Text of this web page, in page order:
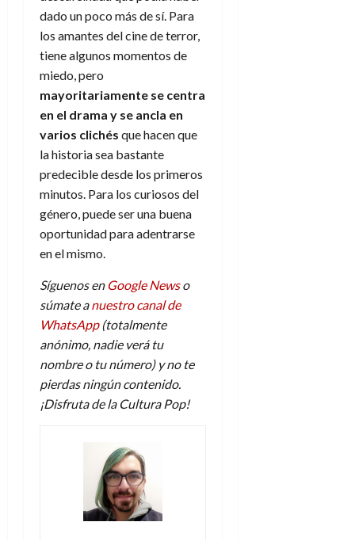
dado un poco más de sí. Para
los amantes del cine de terror,
tiene algunos momentos de
miedo, pero
mayoritariamente se centra
en el drama y se ancla en
varios clichés que hacen que
la historia sea bastante
predecible desde los primeros
minutos. Para los curiosos del
género, puede ser una buena
oportunidad para adentrarse
en el mismo.
Síguenos en Google Newso
súmate anuestro canal de
WhatsApp(totalmente
anónimo, nadie verá tu
nombre o tu número) y no te
pierdas ningún contenido.
¡Disfruta de la Cultura Pop!